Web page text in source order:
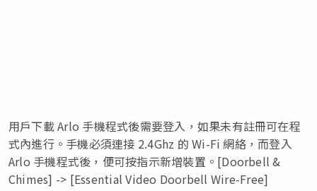
用戶下載 Arlo 手機程式後需要登入，如果未有註冊可在程
式內進行。手機必須連接 2.4Ghz 的 Wi-Fi 網絡，而登入
Arlo 手機程式後，便可按指示新增裝置。[Doorbell &
Chimes] -> [Essential Video Doorbell Wire-Free]